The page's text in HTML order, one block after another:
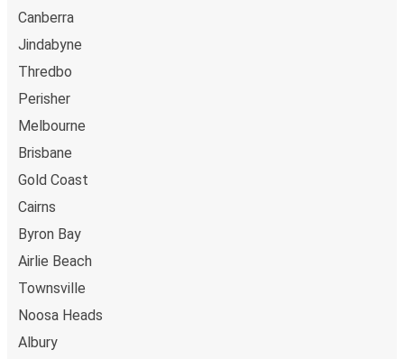
Canberra
Jindabyne
Thredbo
Perisher
Melbourne
Brisbane
Gold Coast
Cairns
Byron Bay
Airlie Beach
Townsville
Noosa Heads
Albury